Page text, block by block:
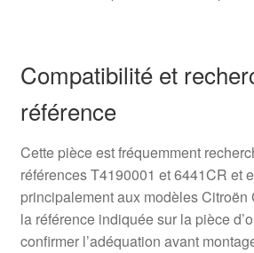
Compatibilité et
référence
Cette pièce est fréquemment
références T4190001 et 6441CR et
principalement aux modèles Citroën
la référence indiquée sur la pièce
confirmer l’adéquation avant